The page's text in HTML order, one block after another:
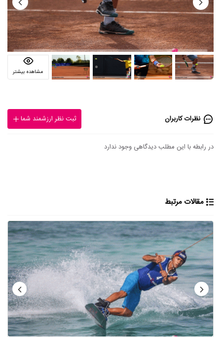
مشاهده بیشتر
نظرات کاربران ثبت نظر ارزشمند شما
در رابطه با این مطلب دیدگاهی وجود ندارد
مقالات مرتبط